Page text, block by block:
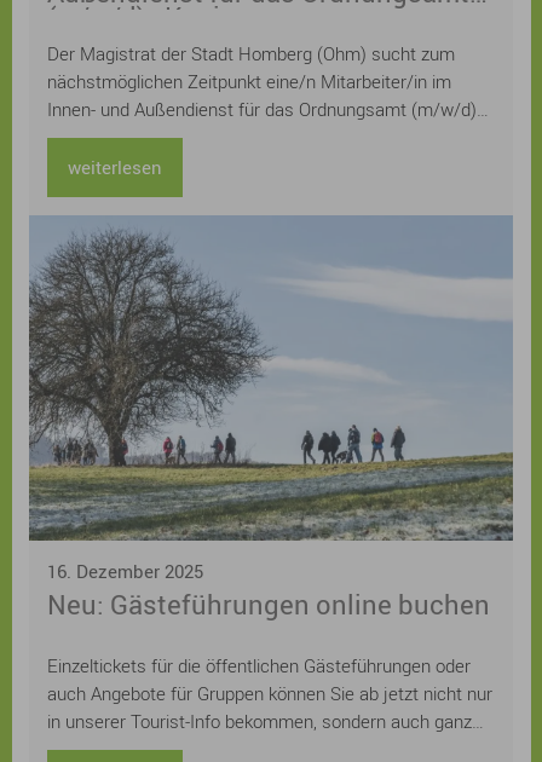
(m/w/d) - Kopie
Der Magistrat der Stadt Homberg (Ohm) sucht zum
nächstmöglichen Zeitpunkt eine/n Mitarbeiter/in im
Innen- und Außendienst für das Ordnungsamt (m/w/d)
Die Stelle ist zunächst befristet als Mutterschutz- und
Elternzeitvertretung, die tarifliche wöchentliche
Arbeitszeit beträgt 20 Stunden. Die Stelle ist
grundsätzlich teilbar (z.B. nach Innen- oder Außendienst)
weiterlesen
16. Dezember 2025
Neu: Gästeführungen online buchen
Einzeltickets für die öffentlichen Gästeführungen oder
auch Angebote für Gruppen können Sie ab jetzt nicht nur
in unserer Tourist-Info bekommen, sondern auch ganz
einfach und schnell online auf der städtischen